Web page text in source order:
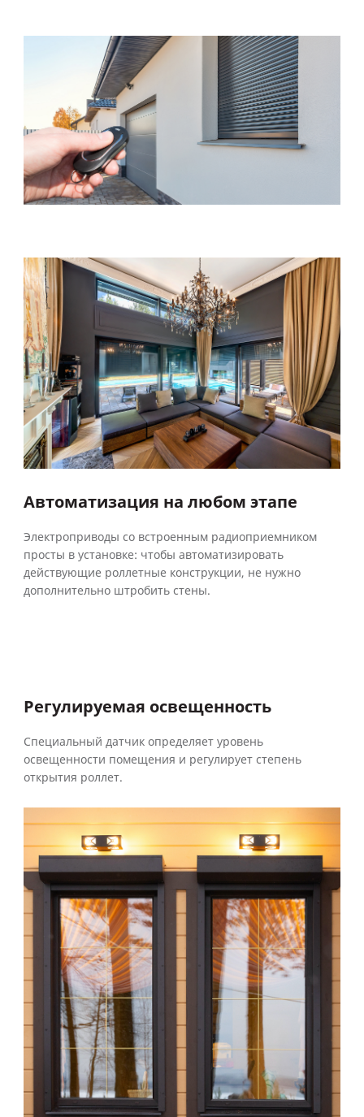
Автоматизация на любом этапе
Электроприводы со встроенным радиоприемником
просты в установке: чтобы автоматизировать
действующие роллетные конструкции, не нужно
дополнительно штробить стены.
Регулируемая освещенность
Специальный датчик определяет уровень
освещенности помещения и регулирует степень
открытия роллет.